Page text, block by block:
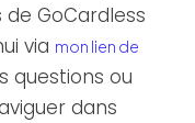
GoCardless
via mon lien de
questions ou
dans